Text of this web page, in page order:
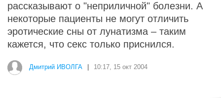
рассказывают о "неприличной" болезни. А
некоторые пациенты не могут отличить
эротические сны от лунатизма – таким
кажется, что секс только приснился.
Дмитрий ИВОЛГА 10:17, 15 окт 2004